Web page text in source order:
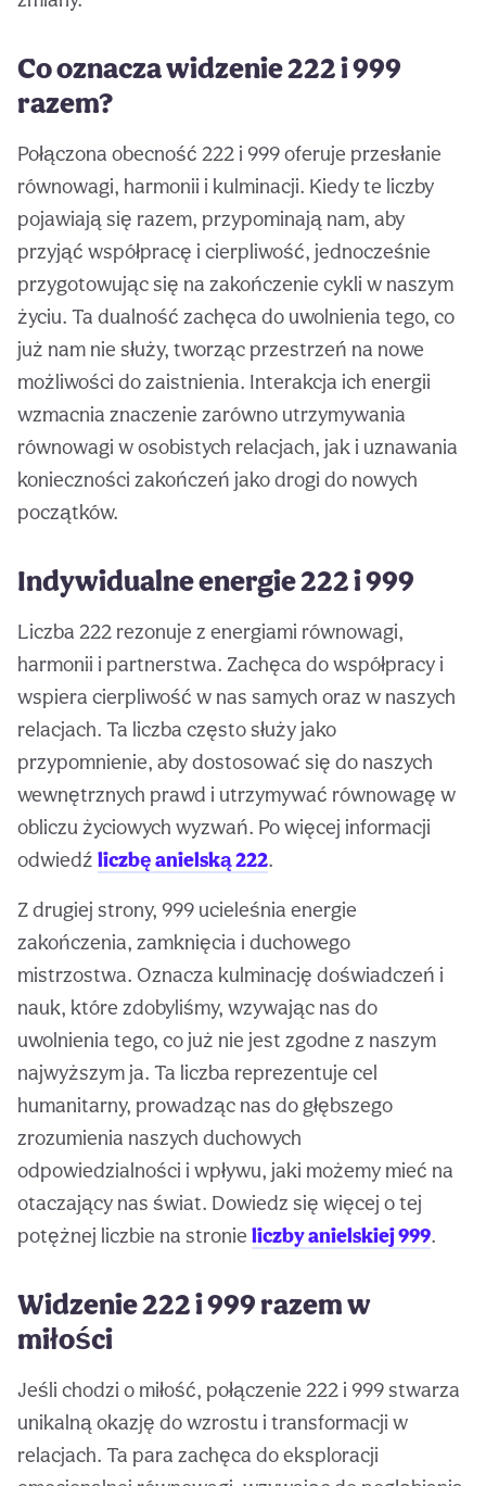
Co oznacza widzenie 222 i 999
razem?
Połączona obecność 222 i 999 oferuje przesłanie
równowagi, harmonii i kulminacji. Kiedy te liczby
pojawiają się razem, przypominają nam, aby
przyjąć współpracę i cierpliwość, jednocześnie
przygotowując się na zakończenie cykli w naszym
życiu. Ta dualność zachęca do uwolnienia tego, co
już nam nie służy, tworząc przestrzeń na nowe
możliwości do zaistnienia. Interakcja ich energii
wzmacnia znaczenie zarówno utrzymywania
równowagi w osobistych relacjach, jak i uznawania
konieczności zakończeń jako drogi do nowych
początków.
Indywidualne energie 222 i 999
Liczba 222 rezonuje z energiami równowagi,
harmonii i partnerstwa. Zachęca do współpracy i
wspiera cierpliwość w nas samych oraz w naszych
relacjach. Ta liczba często służy jako
przypomnienie, aby dostosować się do naszych
wewnętrznych prawd i utrzymywać równowagę w
obliczu życiowych wyzwań. Po więcej informacji
odwiedź liczbę anielską 222.
Z drugiej strony, 999 ucieleśnia energie
zakończenia, zamknięcia i duchowego
mistrzostwa. Oznacza kulminację doświadczeń i
nauk, które zdobyliśmy, wzywając nas do
uwolnienia tego, co już nie jest zgodne z naszym
najwyższym ja. Ta liczba reprezentuje cel
humanitarny, prowadząc nas do głębszego
zrozumienia naszych duchowych
odpowiedzialności i wpływu, jaki możemy mieć na
otaczający nas świat. Dowiedz się więcej o tej
potężnej liczbie na stronie liczby anielskiej 999.
Widzenie 222 i 999 razem w
miłości
Jeśli chodzi o miłość, połączenie 222 i 999 stwarza
unikalną okazję do wzrostu i transformacji w
relacjach. Ta para zachęca do eksploracji